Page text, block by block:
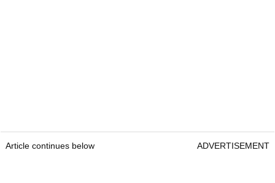
Article continues below ADVERTISEMENT